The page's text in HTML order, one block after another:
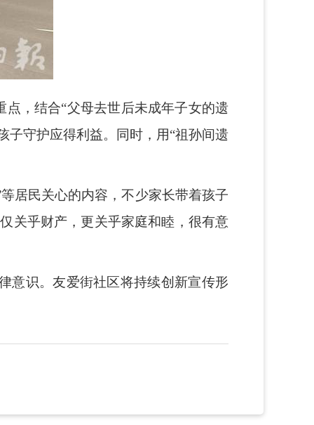
，结合“父母去世后未成年子女的遗
子守护应得利益。同时，用“祖孙间遗
居民关心的内容，不少家长带着孩子
关乎财产，更关乎家庭和睦，很有意
意识。友爱街社区将持续创新宣传形